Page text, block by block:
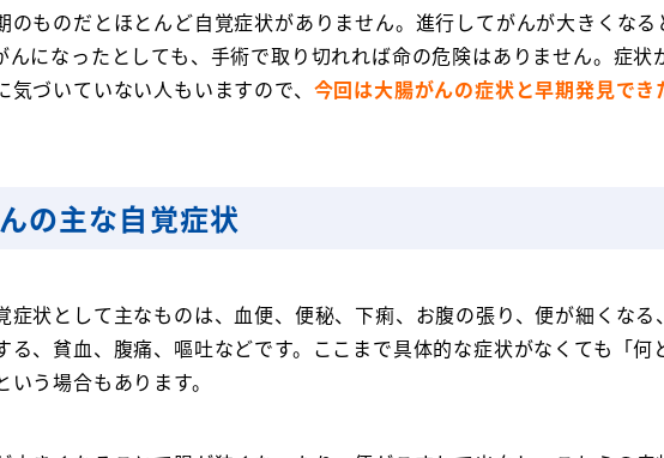
のものだとほとんど自覚症状がありません。進行してがんが大きくなる
んになったとしても、手術で取り切れれば命の危険はありません。症状
気づいていない人もいますので、 今回は大腸がんの症状と早期発見でき
の主な自覚症状
症状として主なものは、血便、便秘、下痢、お腹の張り、便が細くなる
る、貧血、腹痛、嘔吐などです。ここまで具体的な症状がなくても「何
う場合もあります。